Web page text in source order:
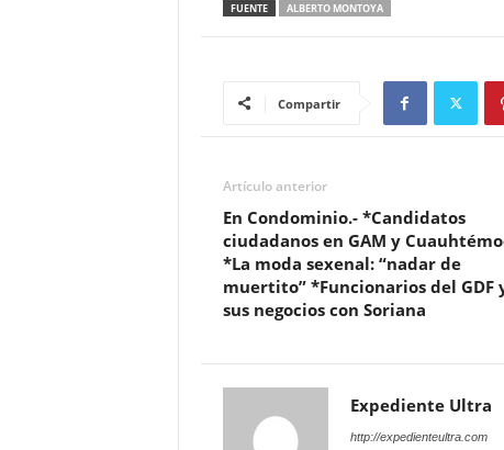
FUENTE
ALBERTO MONTOYA
Compartir
Artículo anterior
En Condominio.- *Candidatos
ciudadanos en GAM y
*La moda sexenal: “nadar de
muertito” *Funcionarios del GDF
sus negocios con Soriana
Expediente Ultra
http://expedienteultra.com